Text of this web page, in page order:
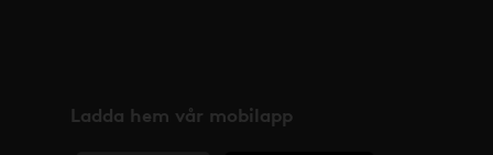
Ladda hem vår mobilapp